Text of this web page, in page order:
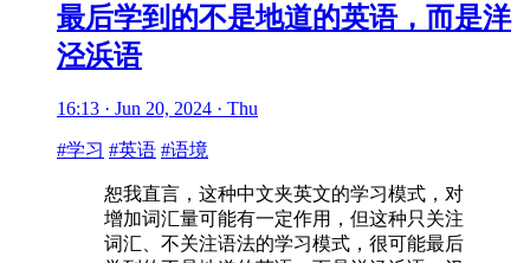
最后学到的不是地道的英语，而是洋
泾浜语
16:13 · Jun 20, 2024 · Thu
#学习 #英语 #语境
恕我直言，这种中文夹英文的学习模式，对
增加词汇量可能有一定作用，但这种只关注
词汇、不关注语法的学习模式，很可能最后